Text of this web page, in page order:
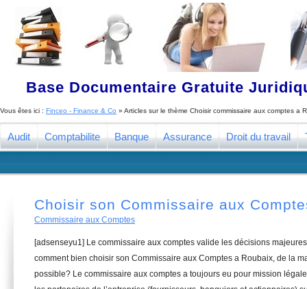
Base Documentaire Gratuite
Vous êtes ici : Finceo - Finance & Co » Articles sur le thème Choisir commissaire aux comptes a
Audit Comptabilite Banque Assurance Droit du travail
Choisir son Commissaire aux
Commissaire aux Comptes
[adsenseyu1] Le commissaire aux comptes valide les décisions
comment bien choisir son Commissaire aux Comptes a Roubaix, de la
possible? Le commissaire aux comptes a toujours eu pour mission